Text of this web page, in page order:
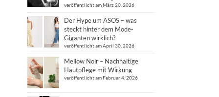
veröffentlicht am März 20, 2026
Der Hype um ASOS – was
steckt hinter dem Mode-
Giganten wirklich?
veröffentlicht am April 30, 2026
Mellow Noir – Nachhaltige
Hautpflege mit Wirkung
veröffentlicht am Februar 4, 2026